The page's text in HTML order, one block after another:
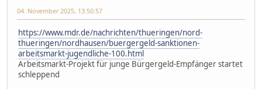
04. November 2025, 13:50:57
https://www.mdr.de/nachrichten/thueringen/nord-
thueringen/nordhausen/buergergeld-sanktionen-
arbeitsmarkt-jugendliche-100.html
Arbeitsmarkt-Projekt für junge Bürgergeld-Empfänger startet
schleppend